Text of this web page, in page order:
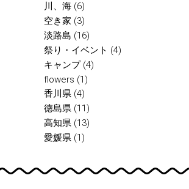
川、海 (6)
空き家 (3)
淡路島 (16)
祭り・イベント (4)
キャンプ(4)
flowers (1)
香川県 (4)
徳島県 (11)
高知県 (13)
愛媛県 (1)